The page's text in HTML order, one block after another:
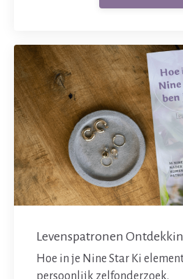
Levenspatronen
Hoe in je Nine Star Ki
persoonlijk zelfonderzoek.